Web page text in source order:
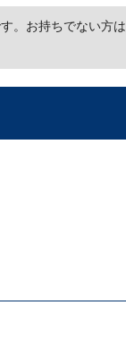
。お持ちでない方は